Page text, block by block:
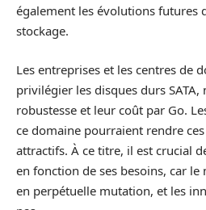
également les évolutions futures
stockage.
Les entreprises et les centres de
privilégier les disques durs
robustesse et leur coût par Go.
ce domaine pourraient rendre
attractifs. À ce titre, il est crucial
en fonction de ses besoins, car le
en perpétuelle mutation, et les